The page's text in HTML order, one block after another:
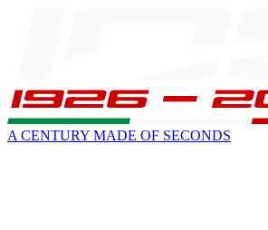
A CENTURY MADE OF SECONDS